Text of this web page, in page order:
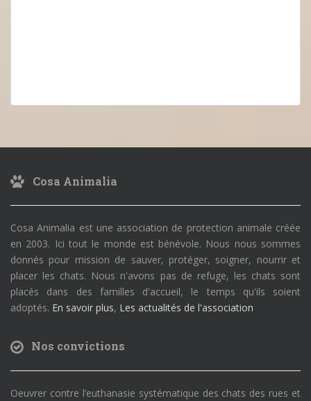
Cosa Animalia
Cosa Animalia est une association de protection animale créée
en 2003. Ici tout le monde est bénévole. Nous nous sommes
donnés pour mission de sauver, protéger, soigner, nourrir et
placer les chats. Nous n'avons pas de refuge, les chats sont
placés dans des familles d'accueil, le temps qu'ils soient
adoptés. En savoir plus, Les actualités de l'association
Nos convictions
Oeuvrer contre l’euthanasie systématique des chats des rues et